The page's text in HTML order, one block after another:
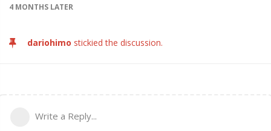
4 MONTHS LATER
dariohimo stickied the discussion.
Write a Reply...